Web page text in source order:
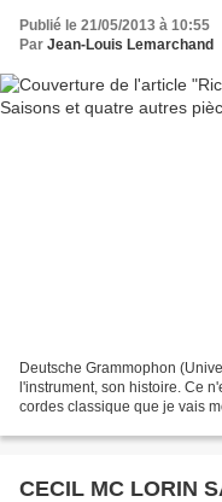
Publié le 21/05/2013 à 10:55
Par Jean-Louis Lemarchand
Deutsche Grammophon
l'instrument, son histoire. Ce
cordes classique que je vais
CECIL MC LORIN